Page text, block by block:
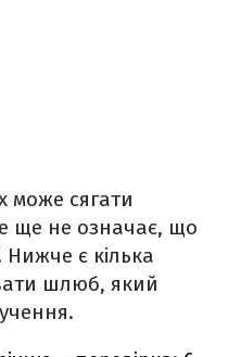
може сягати
ще не означає, що
Нижче є кілька
шлюб, який